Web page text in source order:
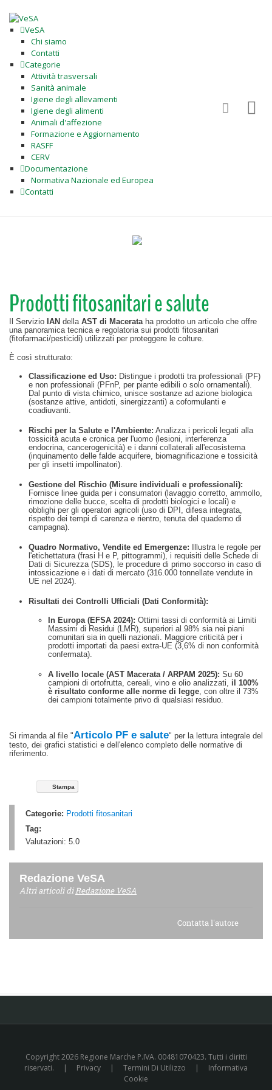
VeSA
Chi siamo
Contatti
Categorie
Attività trasversali
Sanità animale
Igiene degli allevamenti
Igiene degli alimenti
Animali d'affezione
Formazione e Aggiornamento
RASFF
CERV
Documentazione
Normativa Nazionale ed Europea
Contatti
Prodotti fitosanitari e salute
Il Servizio IAN della AST di Macerataha prodotto un articolo che offre
una panoramica tecnica e regolatoria sui prodotti fitosanitari
(fitofarmaci/pesticidi) utilizzati per proteggere le colture.
È così strutturato:
Classificazione ed Uso: Distingue i prodotti tra professionali (PF)
e non professionali (PFnP, per piante edibili o solo ornamentali).
Dal punto di vista chimico, unisce sostanze ad azione biologica
(sostanze attive, antidoti, sinergizzanti) a coformulanti e
coadiuvanti.
Rischi per la Salute e l'Ambiente: Analizza i pericoli legati alla
tossicità acuta e cronica per l'uomo (lesioni, interferenza
endocrina, cancerogenicità) e i danni collaterali all'ecosistema
(inquinamento delle falde acquifere, biomagnificazione e tossicità
per gli insetti impollinatori).
Gestione del Rischio (Misure individuali e professionali):
Fornisce linee guida per i consumatori (lavaggio corretto, ammollo,
rimozione delle bucce, scelta di prodotti biologici e locali) e
obblighi per gli operatori agricoli (uso di DPI, difesa integrata,
rispetto dei tempi di carenza e rientro, tenuta del quaderno di
campagna).
Quadro Normativo, Vendite ed Emergenze: Illustra le regole per
l'etichettatura (frasi H e P, pittogrammi), i requisiti delle Schede di
Dati di Sicurezza (SDS), le procedure di primo soccorso in caso di
intossicazione e i dati di mercato (316.000 tonnellate vendute in
UE nel 2024).
Risultati dei Controlli Ufficiali (Dati Conformità):
In Europa (EFSA 2024): Ottimi tassi di conformità ai Limiti
Massimi di Residui (LMR), superiori al 98% sia nei piani
comunitari sia in quelli nazionali. Maggiore criticità per i
prodotti importati da paesi extra-UE (3,6% di non conformità
confermata).
A livello locale (AST Macerata / ARPAM 2025): Su 60
campioni di ortofrutta, cereali, vino e olio analizzati, il 100%
è risultato conforme alle norme di legge, con oltre il 73%
dei campioni totalmente privo di qualsiasi residuo.
Si rimanda al file "Articolo PF e salute" per la lettura integrale del
testo, dei grafici statistici e dell'elenco completo delle normative di
riferimento.
Stampa
Categorie: Prodotti fitosanitari
Tag:
Valutazioni: 5.0
Redazione VeSA
Altri articoli diRedazione VeSA
Contatta l'autore
Copyright 2026 Regione Marche P.IVA. 00481070423. Tutti i diritti
riservati.
| Privacy | Termini Di Utilizzo |
Informativa
Cookie